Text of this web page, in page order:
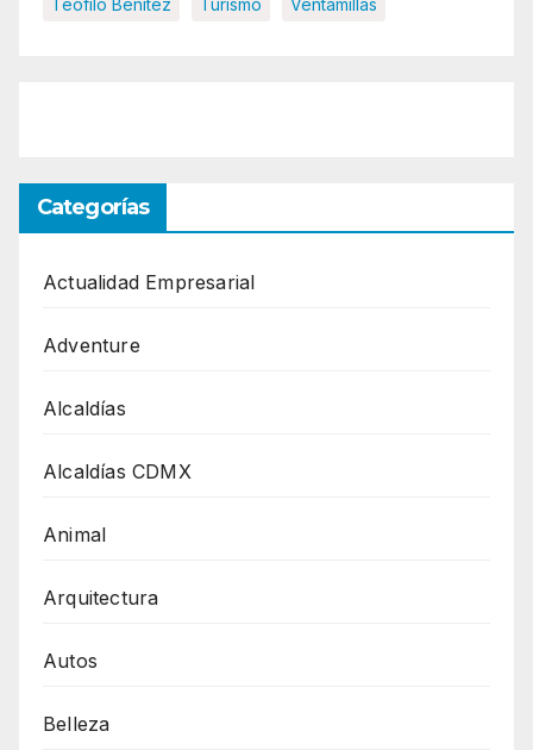
Teofilo Benítez Turismo Ventamillas
Categorías
Actualidad Empresarial
Adventure
Alcaldías
Alcaldías CDMX
Animal
Arquitectura
Autos
Belleza